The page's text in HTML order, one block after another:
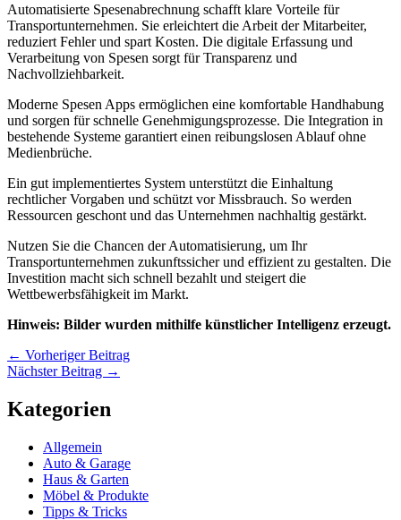
Automatisierte Spesenabrechnung schafft klare Vorteile für
Transportunternehmen. Sie erleichtert die Arbeit der Mitarbeiter,
reduziert Fehler und spart Kosten. Die digitale Erfassung und
Verarbeitung von Spesen sorgt für Transparenz und
Nachvollziehbarkeit.
Moderne Spesen Apps ermöglichen eine komfortable Handhabung
und sorgen für schnelle Genehmigungsprozesse. Die Integration in
bestehende Systeme garantiert einen reibungslosen Ablauf ohne
Medienbrüche.
Ein gut implementiertes System unterstützt die Einhaltung
rechtlicher Vorgaben und schützt vor Missbrauch. So werden
Ressourcen geschont und das Unternehmen nachhaltig gestärkt.
Nutzen Sie die Chancen der Automatisierung, um Ihr
Transportunternehmen zukunftssicher und effizient zu gestalten. Die
Investition macht sich schnell bezahlt und steigert die
Wettbewerbsfähigkeit im Markt.
Hinweis: Bilder wurden mithilfe künstlicher Intelligenz erzeugt.
← Vorheriger Beitrag
Nächster Beitrag →
Kategorien
Allgemein
Auto & Garage
Haus & Garten
Möbel & Produkte
Tipps & Tricks